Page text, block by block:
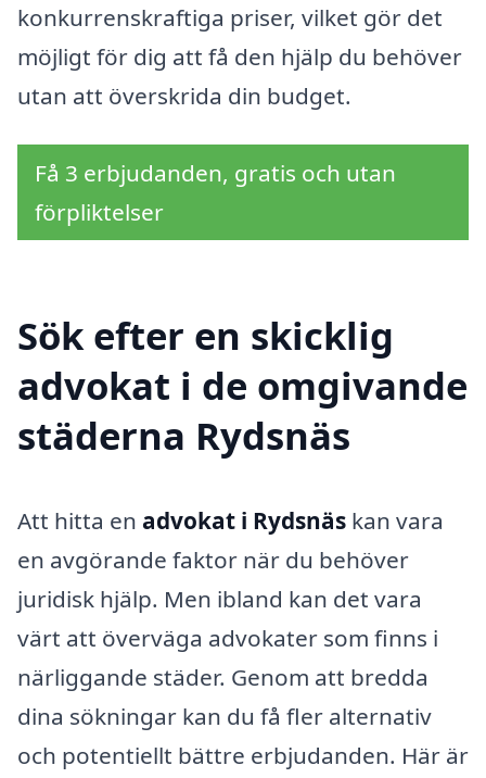
konkurrenskraftiga priser, vilket gör det
möjligt för dig att få den hjälp du behöver
utan att överskrida din budget.
Få 3 erbjudanden, gratis och utan
förpliktelser
Sök efter en skicklig
advokat i de omgivande
städerna Rydsnäs
Att hitta en advokat i Rydsnäs kan vara
en avgörande faktor när du behöver
juridisk hjälp. Men ibland kan det vara
värt att överväga advokater som finns i
närliggande städer. Genom att bredda
dina sökningar kan du få fler alternativ
och potentiellt bättre erbjudanden. Här är